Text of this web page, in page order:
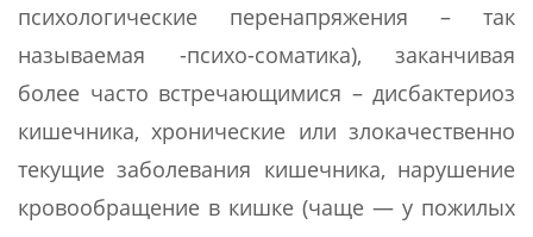
психологические перенапряжения – так
называемая -психо-соматика), заканчивая
более часто встречающимися – дисбактериоз
кишечника, хронические или злокачественно
текущие заболевания кишечника, нарушение
кровообращение в кишке (чаще — у пожилых